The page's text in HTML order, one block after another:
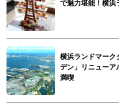
で魅力堪能！横浜
横浜ランドマーク
デン」リニューア
満喫